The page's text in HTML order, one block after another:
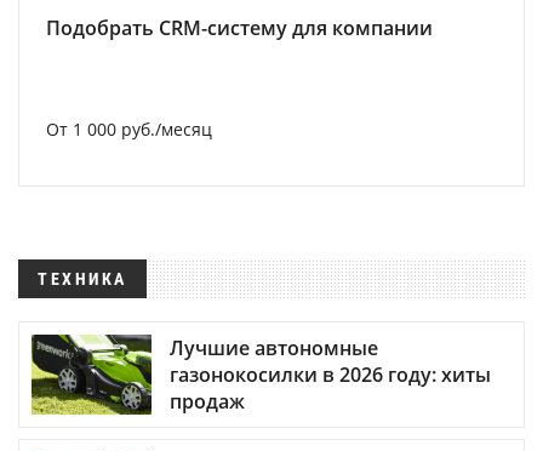
Подобрать CRM-систему для компании
От 1 000 руб./месяц
ТЕХНИКА
Лучшие автономные
газонокосилки в 2026 году: хиты
продаж